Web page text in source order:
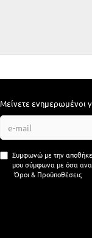
Μείνετε ενημερωμένοι
Συμφωνώ με την
μου σύμφωνα με όσα
Όροι & Προϋποθέσεις